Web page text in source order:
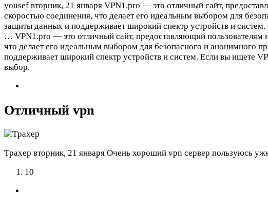
yousef вторник, 21 января VPN1.pro — это отличный сайт,
скоростью соединения, что делает его идеальным выбором для
защиты данных и поддерживает широкий спектр устройств и
… VPN1.pro — это отличный сайт, предоставляющий
что делает его идеальным выбором для безопасного и анонимного
поддерживает широкий спектр устройств и систем. Если вы ищете
выбор.
Отличный vpn
Tpaxep вторник, 21 января Очень хороший vpn сервер пользуюсь
10